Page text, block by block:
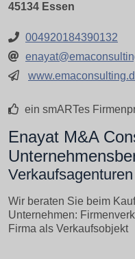
45134 Essen
004920184390132
ein smARTes
Enayat M&A
Verkaufsagenturen
Wir beraten Sie beim
Unternehmen:
Firma als Verkaufsobjekt